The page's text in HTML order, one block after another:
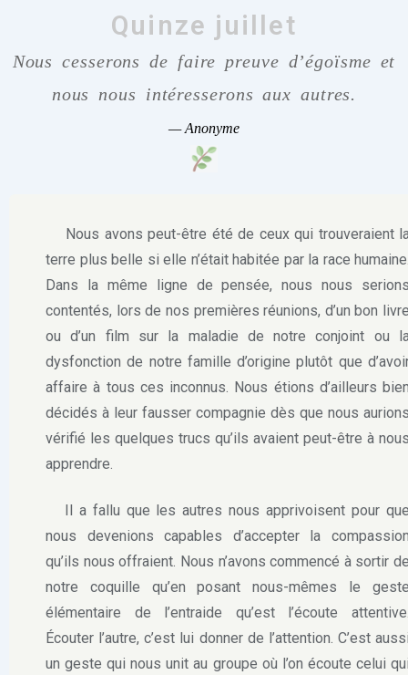
Quinze juillet
Nous cesserons de faire preuve d’égoïsme et
nous nous intéresserons aux autres.
—Anonyme
Nous avons peut-être été de ceux qui trouveraient
terre plus belle si elle n’était habitée par la race
Dans la même ligne de pensée, nous nous
contentés, lors de nos premières réunions, d’un bon
ou d’un film sur la maladie de notre conjoint ou
dysfonction de notre famille d’origine plutôt que
affaire à tous ces inconnus. Nous étions d’ailleurs
décidés à leur fausser compagnie dès que nous
vérifié les quelques trucs qu’ils avaient peut-être à
apprendre.
Il a fallu que les autres nous apprivoisent pour
nous devenions capables d’accepter la
qu’ils nous offraient. Nous n’avons commencé à sortir
notre coquille qu’en posant nous-mêmes le
élémentaire de l’entraide qu’est l’écoute
Écouter l’autre, c’est lui donner de l’attention. C’est
un geste qui nous unit au groupe où l’on écoute celui